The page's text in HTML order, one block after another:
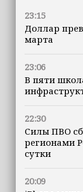
23:15
Доллар
марта
23:06
В пяти
22:30
Силы ПВО
регионами
сутки
20:09